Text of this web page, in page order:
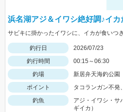
浜名湖アジ＆イワシ絶好調♪イ
釣行日
2026/07/23
釣行時間
00:15～06:30
釣場
新居弁天海釣公園
ポイント
タコランガン不発
釣魚
アジ・イワシ・サ
ギイカ）